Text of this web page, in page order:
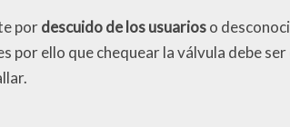
pordescuido de los usuarioso
ello que chequear la válvula debe ser